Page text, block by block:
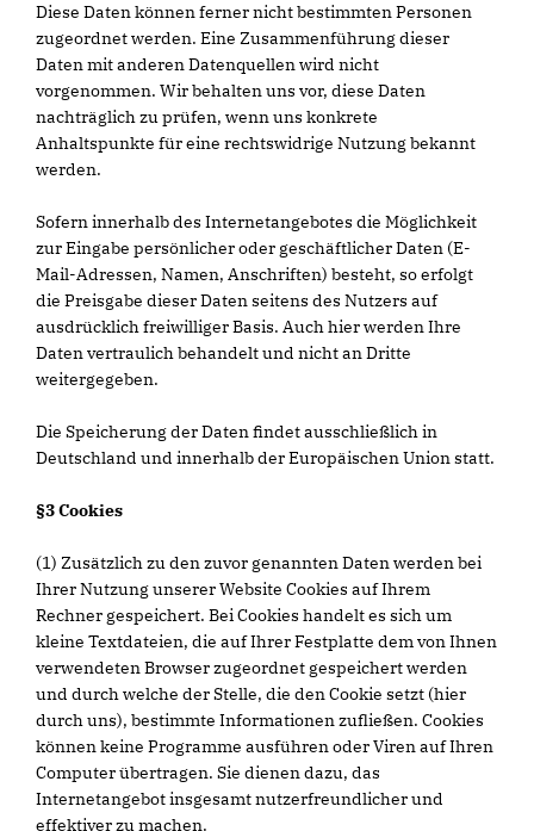
Diese Daten können ferner nicht bestimmten Personen
zugeordnet werden. Eine Zusammenführung dieser
Daten mit anderen Datenquellen wird nicht
vorgenommen. Wir behalten uns vor, diese Daten
nachträglich zu prüfen, wenn uns konkrete
Anhaltspunkte für eine rechtswidrige Nutzung bekannt
werden.
Sofern innerhalb des Internetangebotes die Möglichkeit
zur Eingabe persönlicher oder geschäftlicher Daten (E-
Mail-Adressen, Namen, Anschriften) besteht, so erfolgt
die Preisgabe dieser Daten seitens des Nutzers auf
ausdrücklich freiwilliger Basis. Auch hier werden Ihre
Daten vertraulich behandelt und nicht an Dritte
weitergegeben.
Die Speicherung der Daten findet ausschließlich in
Deutschland und innerhalb der Europäischen Union statt.
§3 Cookies
(1) Zusätzlich zu den zuvor genannten Daten werden bei
Ihrer Nutzung unserer Website Cookies auf Ihrem
Rechner gespeichert. Bei Cookies handelt es sich um
kleine Textdateien, die auf Ihrer Festplatte dem von Ihnen
verwendeten Browser zugeordnet gespeichert werden
und durch welche der Stelle, die den Cookie setzt (hier
durch uns), bestimmte Informationen zufließen. Cookies
können keine Programme ausführen oder Viren auf Ihren
Computer übertragen. Sie dienen dazu, das
Internetangebot insgesamt nutzerfreundlicher und
effektiver zu machen.